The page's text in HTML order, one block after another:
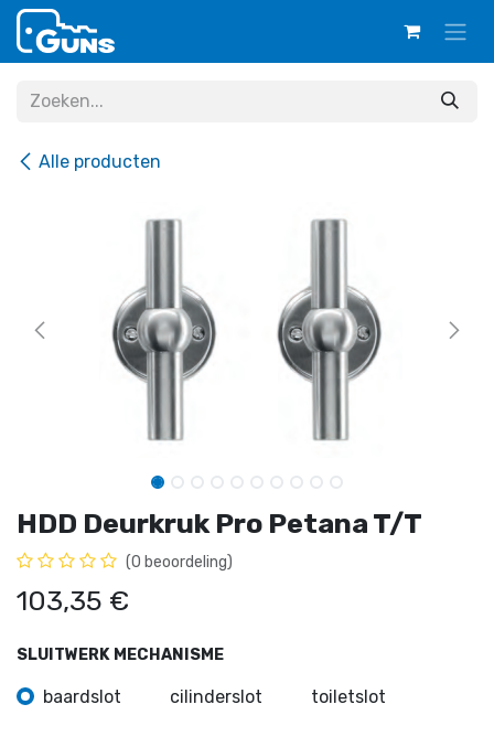
Overslaan naar inhoud
Alle producten
HDD Deurkruk Pro Petana T/T
(0 beoordeling)
103,35 €
SLUITWERK MECHANISME
baardslot cilinderslot toiletslot